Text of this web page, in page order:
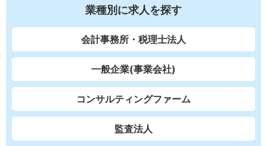
業種別に求人を探す
会計事務所・税理士法人
一般企業(事業会社)
コンサルティングファーム
監査法人